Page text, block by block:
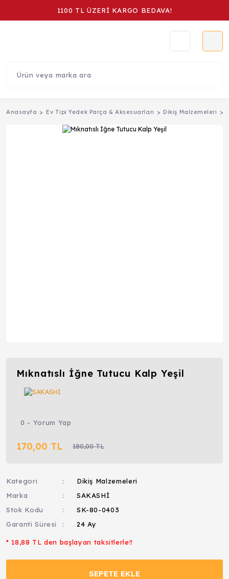
1100 TL ÜZERİ KARGO BEDAVA!
Anasayfa Ev Tipi Yedek Parça & Aksesuarları Dikiş Malzemeleri
Mıknatıslı İğne Tutucu Kalp Yeşil
0 - Yorum Yap
170,00 TL 180,00 TL
Kategori
Dikiş Malzemeleri
Marka
SAKASHİ
Stok Kodu
SK-80-0403
Garanti Süresi
24 Ay
* 18,88 TL den başlayan taksitlerle!!
SEPETE EKLE